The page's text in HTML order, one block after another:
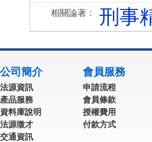
相關論著： 刑事
公司簡介
法源資訊
產品服務
資料庫說明
法源徵才
交通資訊
會員服務
申請流程
會員條款
授權費用
付款方式